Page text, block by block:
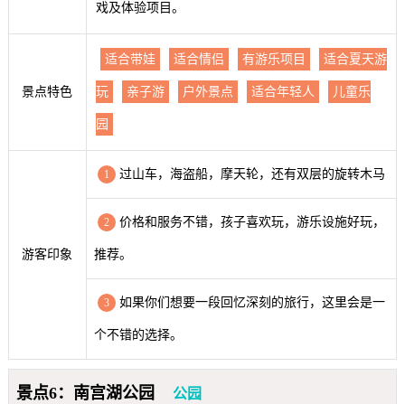
戏及体验项目。
景点特色
适合带娃 适合情侣 有游乐项目 适合夏天游
玩 亲子游 户外景点 适合年轻人 儿童乐
园
游客印象
1 过山车，海盗船，摩天轮，还有双层的旋转木马
2 价格和服务不错，孩子喜欢玩，游乐设施好玩，
推荐。
3 如果你们想要一段回忆深刻的旅行，这里会是一
个不错的选择。
景点6：南宫湖公园 公园